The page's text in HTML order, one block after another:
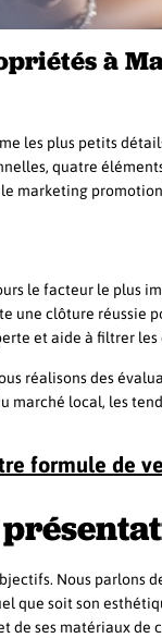
à
les plus petits
quatre
marketing
le facteur le plus
clôture réussie
et aide à filtrer
réalisons des
local, les
formule de
Nous parlons
que soit son
de ses matériaux